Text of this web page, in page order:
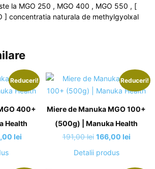
la MGO 250 , MGO 400 , MGO 550 , [
] concentratia naturala de methylgyolxal
Reduceri!
400+
Health
lei
Reduceri!
Miere de Manuka MGO 100+
(500g) | Manuka Health
191,00lei Prețul
inițial
166,00 leiPrețul
Detalii produs